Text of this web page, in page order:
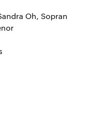
Oh, Sopran